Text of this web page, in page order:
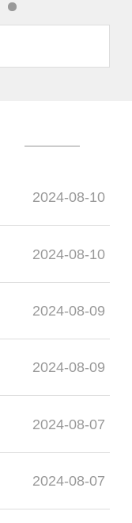
2024-08-10
2024-08-10
2024-08-09
2024-08-09
2024-08-07
2024-08-07